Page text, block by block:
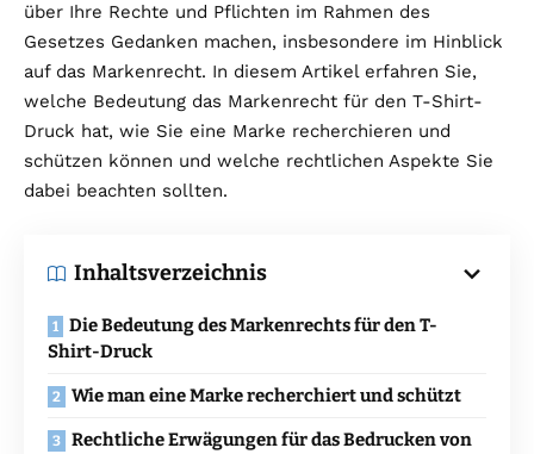
über Ihre Rechte und Pflichten im Rahmen des
Gesetzes Gedanken machen, insbesondere im Hinblick
auf das Markenrecht. In diesem Artikel erfahren Sie,
welche Bedeutung das Markenrecht für den T-Shirt-
Druck hat, wie Sie eine Marke recherchieren und
schützen können und welche rechtlichen Aspekte Sie
dabei beachten sollten.
Inhaltsverzeichnis
Die Bedeutung des Markenrechts für den T-
Shirt-Druck
Wie man eine Marke recherchiert und schützt
Rechtliche Erwägungen für das Bedrucken von